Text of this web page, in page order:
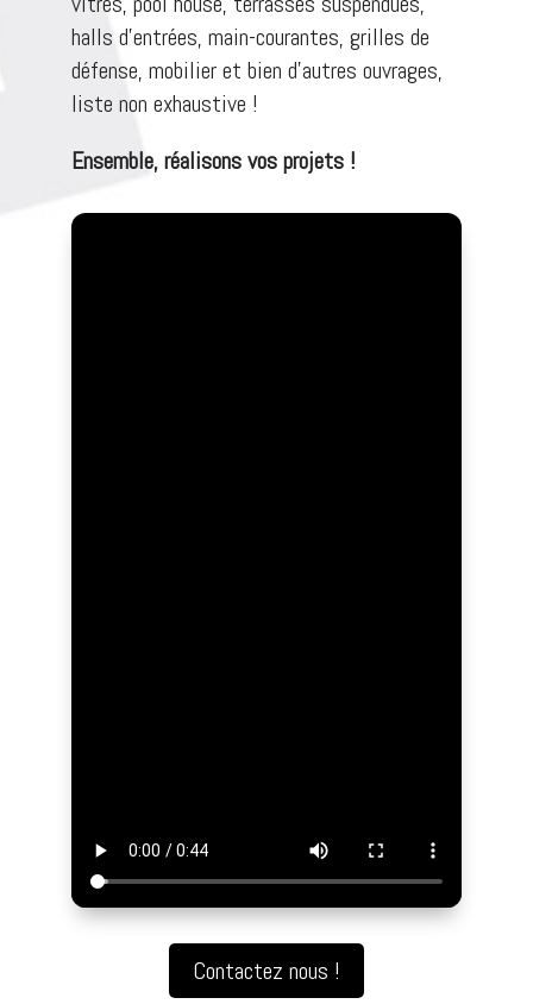
halls d’entrées, main-courantes, grilles de
défense, mobilier et bien d’autres ouvrages,
liste non exhaustive !
Ensemble, réalisons vos projets !
Contactez nous !